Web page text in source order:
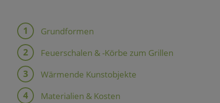
Grundformen
Feuerschalen & -Körbe zum Grillen
Wärmende Kunstobjekte
Materialien & Kosten